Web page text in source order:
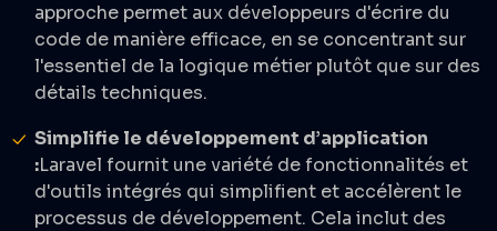
approche permet aux développeurs d'écrire du
code de manière efficace, en se concentrant sur
l'essentiel de la logique métier plutôt que sur des
détails techniques.
Simplifie le développement d’application
:Laravel fournit une variété de fonctionnalités et
d'outils intégrés qui simplifient et accélèrent le
processus de développement. Cela inclut des